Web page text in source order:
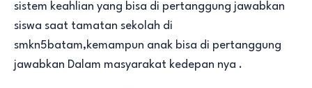
sistem keahlian yang bisa di pertanggung jawabkan
siswa saat tamatan sekolah di
smkn5batam,kemampun anak bisa di pertanggung
jawabkan Dalam masyarakat kedepan nya .